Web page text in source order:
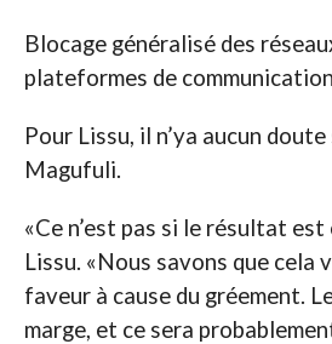
Blocage généralisé des
plateformes de communication
Pour Lissu, il n’ya aucun
Magufuli.
«Ce n’est pas si le résultat
Lissu. «Nous savons que cela
faveur à cause du gréement.
marge, et ce sera